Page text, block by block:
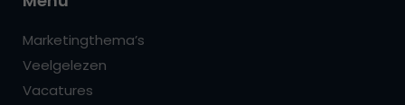
Marketingthema’s
Veelgelezen
Vacatures